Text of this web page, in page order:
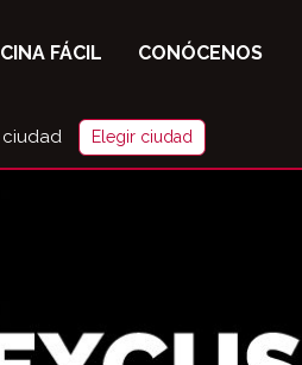
FÁCIL CONÓCENOS
Elegir ciudad